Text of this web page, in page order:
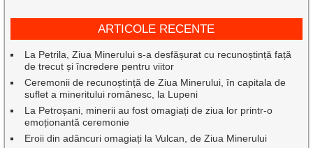
ARTICOLE RECENTE
La Petrila, Ziua Minerului s-a desfășurat cu recunoștință față
de trecut și încredere pentru viitor
Ceremonii de recunoștință de Ziua Minerului, în capitala de
suflet a mineritului românesc, la Lupeni
La Petroșani, minerii au fost omagiați de ziua lor printr-o
emoționantă ceremonie
Eroii din adâncuri omagiați la Vulcan, de Ziua Minerului